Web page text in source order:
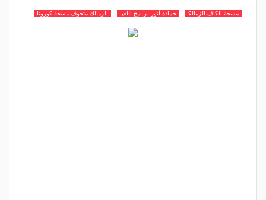
مسحة الكاف الزمالك حمادة أنور برنامج اللعيب الزمالك متخوف مسحة كورونا